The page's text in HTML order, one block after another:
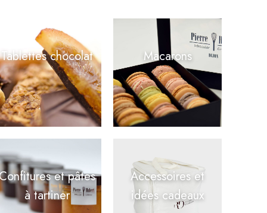
Tablettes chocolat Macarons
et pâtes
à tartiner
Accessoires et
idées cadeaux